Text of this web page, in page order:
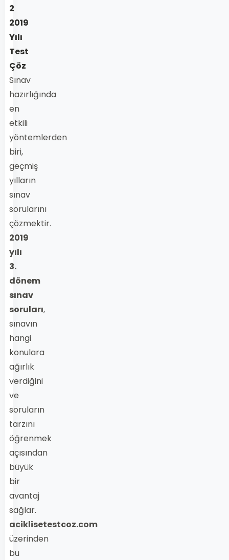
2
2019
Yılı
Test
Çöz
Sınav
hazırlığında
en
etkili
yöntemlerden
biri,
geçmiş
yılların
sınav
sorularını
çözmektir.
2019
yılı
3.
dönem
sınav
soruları,
sınavın
hangi
konulara
ağırlık
verdiğini
ve
soruların
tarzını
öğrenmek
açısından
büyük
bir
avantaj
sağlar.
aciklisetestcoz.com
üzerinden
bu